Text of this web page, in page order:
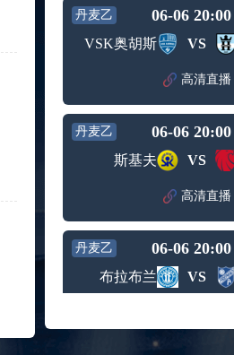
标签： 波兰男
篮
比利时
男篮
09月05日 WNBA常规赛 菲尼克斯水星vs华盛顿神秘人
华盛顿
神秘人
标签： 明尼苏
达山猫
拉斯维
加斯王
牌
09月05日 WNBA常规赛 达拉斯飞翼vs金州女武神 全
达拉斯
金州女
09月05日 U16男篮亚洲杯1/4决赛 中国男篮U16vs巴林男篮U16 全
标签：
篮U16
篮U16
09月05日 NBL季后赛半决赛G3 长沙勇胜vs合肥狂风峻茂 全
胜
合肥狂
风峻茂
08月27日 WNBA常规赛 西雅图风暴vs印第安纳狂热 全
风暴
纳狂热
08月27日 男篮美洲杯小组赛 乌拉圭男篮vs巴哈马男篮 全
丹麦乙 06-06 20:00
VSK奥胡斯 VS
高清直播
丹麦乙 06-06 20:00
斯基夫 VS
高清直播
丹麦乙 06-06 20:00
布拉布兰 VS